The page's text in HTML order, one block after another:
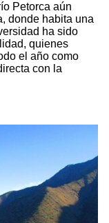
Petorca aún
donde habita una
ha sido
quienes
el año como
con la